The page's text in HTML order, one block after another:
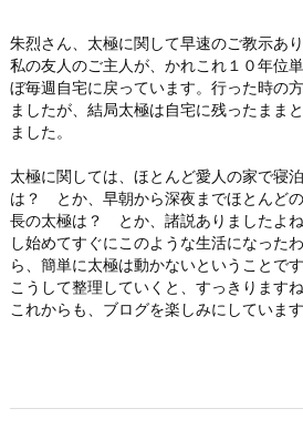
朱烈さん、太極に関して早速のご教示あ
私の友人のご主人が、かれこれ１０年位
ぼ毎週自宅に戻っています。行った時の
ましたが、結局太極は自宅に残ったまま
ました。
太極に関しては、ほとんど愛人の家で寝
は？ とか、早朝から深夜までほとんど
長の太極は？ とか、諸説ありましたよ
し始めてすぐにこのような生活になった
ら、簡単に太極は動かないということです
こうして整理していくと、すっきりますね
これからも、ブログを楽しみにしています